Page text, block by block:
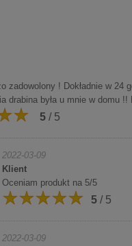
zadowolony ! Dokładnie w 24
drabina była u mnie w domu !!
5 / 5
2022-03-09
Klient
Oceniam produkt na 5/5
5 / 5
2022-03-09